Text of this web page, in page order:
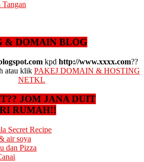
& DOMAIN BLOG
kpd http://www.xxxx.com??
atau klik PAKEJ DOMAIN & HOSTING
NETKL
JOM JANA DUIT
RUMAH!!
Secret Recipe
air soya
dan Pizza